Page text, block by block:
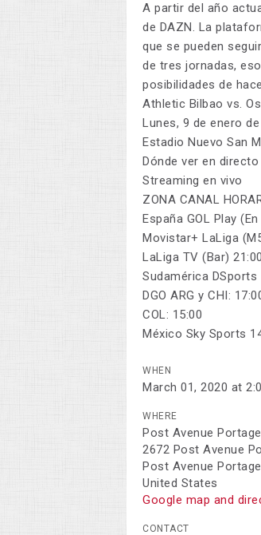
A partir del año
de DAZN. La
que se pueden
de tres jornadas,
posibilidades de
Athletic Bilbao vs.
Lunes, 9 de enero
Estadio Nuevo San
Dónde ver en
Streaming en vivo
ZONA CANAL
España GOL Play
Movistar+ LaLiga
LaLiga TV (Bar) 21:00
Sudamérica DSports
DGO ARG y CHI:
COL: 15:00
México Sky Sports
WHEN
March 01, 2020 at
WHERE
Post Avenue Portage
2672 Post Avenue
Post Avenue
United States
Google map and
CONTACT